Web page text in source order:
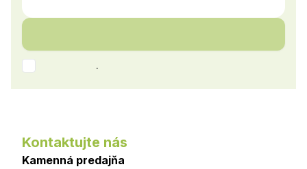
.
Kontaktujte nás
Kamenná predajňa